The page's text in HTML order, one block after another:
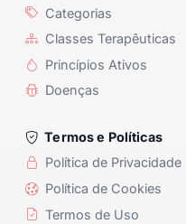
Categorias
Classes Terapêuticas
Princípios Ativos
Doenças
Termos e Políticas
Política de Privacidade
Política de Cookies
Termos de Uso